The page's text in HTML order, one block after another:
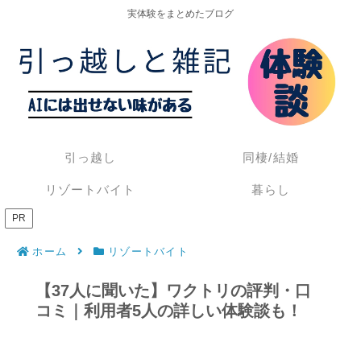
実体験をまとめたブログ
引っ越し 同棲/結婚
リゾートバイト 暮らし
PR
ホーム リゾートバイト
【37人に聞いた】ワクトリの評判・口
コミ｜利用者5人の詳しい体験談も！